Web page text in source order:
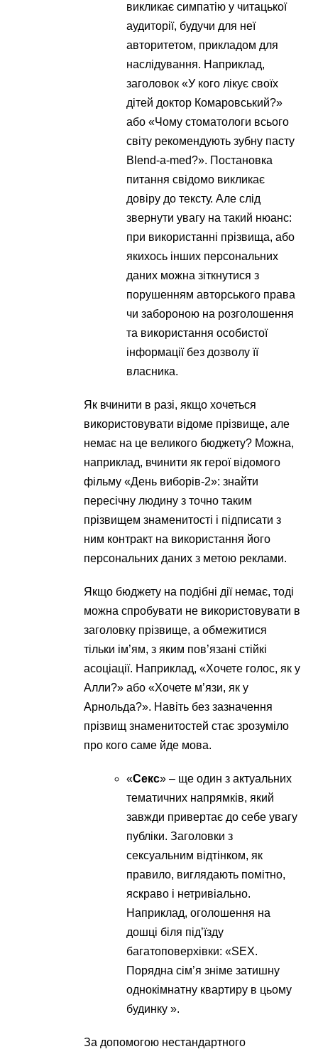
викликає симпатію у читацької
аудиторії, будучи для неї
авторитетом, прикладом для
наслідування. Наприклад,
заголовок «У кого лікує своїх
дітей доктор Комаровський?»
або «Чому стоматологи всього
світу рекомендують зубну пасту
Blend-a-med?». Постановка
питання свідомо викликає
довіру до тексту. Але слід
звернути увагу на такий нюанс:
при використанні прізвища, або
якихось інших персональних
даних можна зіткнутися з
порушенням авторського права
чи забороною на розголошення
та використання особистої
інформації без дозволу її
власника.
Як вчинити в разі, якщо хочеться
використовувати відоме прізвище, але
немає на це великого бюджету? Можна,
наприклад, вчинити як герої відомого
фільму «День виборів-2»: знайти
пересічну людину з точно таким
прізвищем знаменитості і підписати з
ним контракт на використання його
персональних даних з метою реклами.
Якщо бюджету на подібні дії немає, тоді
можна спробувати не використовувати в
заголовку прізвище, а обмежитися
тільки ім’ям, з яким пов’язані стійкі
асоціації. Наприклад, «Хочете голос, як у
Алли?» або «Хочете м’язи, як у
Арнольда?». Навіть без зазначення
прізвищ знаменитостей стає зрозуміло
про кого саме йде мова.
«Секс» – ще один з актуальних
тематичних напрямків, який
завжди привертає до себе увагу
публіки. Заголовки з
сексуальним відтінком, як
правило, виглядають помітно,
яскраво і нетривіально.
Наприклад, оголошення на
дошці біля під’їзду
багатоповерхівки: «SEX.
Порядна сім’я зніме затишну
однокімнатну квартиру в цьому
будинку ».
За допомогою нестандартного